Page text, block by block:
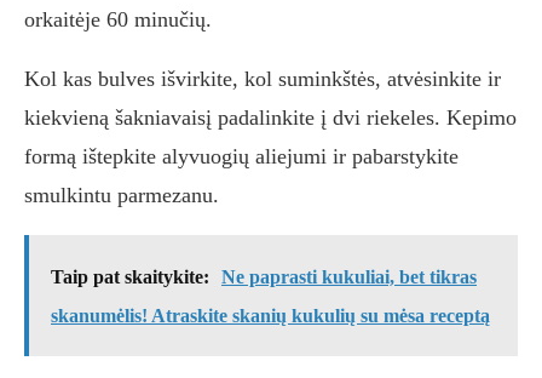
orkaitėje 60 minučių.
Kol kas bulves išvirkite, kol suminkštės, atvėsinkite ir
kiekvieną šakniavaisį padalinkite į dvi riekeles. Kepimo
formą ištepkite alyvuogių aliejumi ir pabarstykite
smulkintu parmezanu.
Taip pat skaitykite:
Ne paprasti kukuliai, bet tikras
skanumėlis! Atraskite skanių kukulių su mėsa receptą